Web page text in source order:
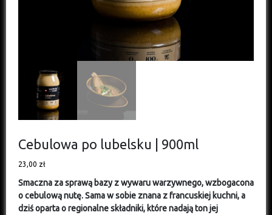
Cebulowa po lubelsku | 900ml
23,00 zł
Smaczna za sprawą bazy z wywaru warzywnego, wzbogacona
o cebulową nutę. Sama w sobie znana z francuskiej kuchni, a
dziś oparta o regionalne składniki, które nadają ton jej